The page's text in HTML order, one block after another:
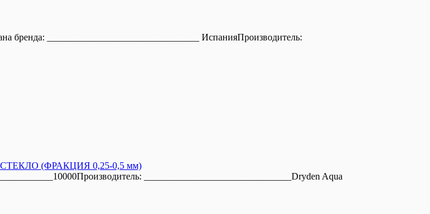
________________________________ ИспанияПроизводитель:
(ФРАКЦИЯ 0,25-0,5 мм)
_______________________________Dryden Aqua